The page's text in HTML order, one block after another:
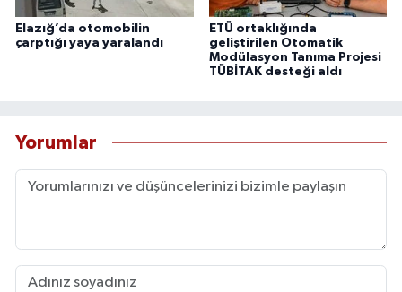
Elazığ’da otomobilin
çarptığı yaya yaralandı
ETÜ ortaklığında
geliştirilen Otomatik
Modülasyon Tanıma Projesi
TÜBİTAK desteği aldı
Yorumlar